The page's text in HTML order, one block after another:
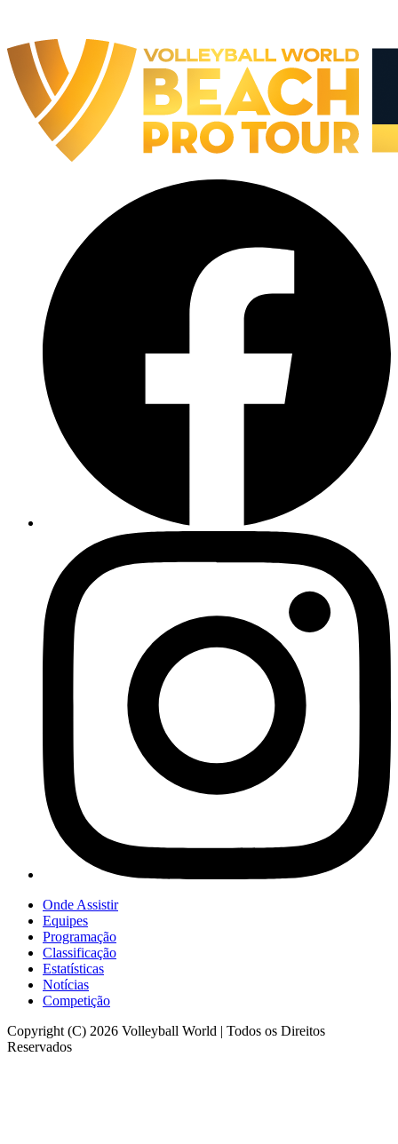
Onde Assistir
Equipes
Programação
Classificação
Estatísticas
Notícias
Competição
Copyright (C) 2026 Volleyball World | Todos os Direitos
Reservados